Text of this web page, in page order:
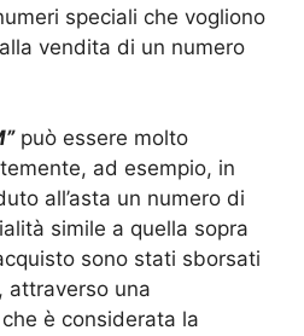
speciali che vogliono
vendita di un numero
può essere molto
ad esempio, in
all’asta un numero di
simile a quella sopra
sono stati sborsati
attraverso una
è considerata la